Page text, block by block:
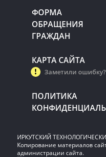
ФОРМА
ОБРАЩЕНИЯ
ГРАЖДАН
КАРТА САЙТА
Заметили ошибку?
ПОЛИТИКА
ИРКУТСКИЙ
Копирование материалов
администрации сайта.